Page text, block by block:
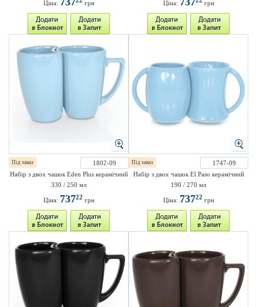
Ціна: грн Ціна: грн
Під заказ
1802-09
Набір з двох чашок Eden Plus керамічний
330 / 250 мл
Ціна: 73722 грн
Під заказ
1747-09
Набір з двох чашок El Paso керамічний
190 / 270 мл
Ціна: 73722 грн